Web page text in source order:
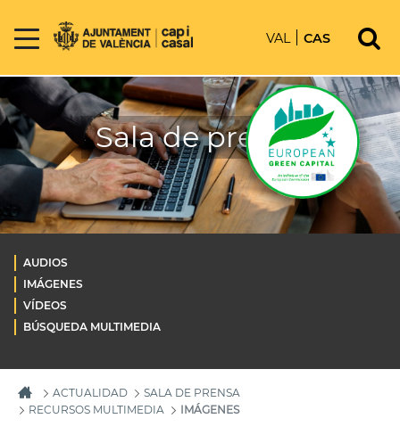
VAL CAS
Sala de prensa
AUDIOS
IMÁGENES
VÍDEOS
BÚSQUEDA MULTIMEDIA
ACTUALIDAD
SALA DE PRENSA
RECURSOS MULTIMEDIA
IMÁGENES